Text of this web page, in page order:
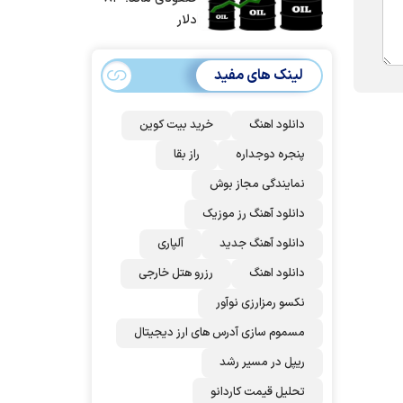
حمله آماده بودیم
است، درست
است؟
دلار
لینک های مفید
دانلود اهنگ
خرید بیت کوین
پنجره دوجداره
راز بقا
نمایندگی مجاز بوش
دانلود آهنگ رز‌ موزیک
دانلود آهنگ جدید
آلپاری
دانلود اهنگ
رزرو هتل خارجی
نکسو رمزارزی نوآور
مسموم سازی آدرس های ارز دیجیتال
ریپل در مسیر رشد
تحلیل قیمت کاردانو